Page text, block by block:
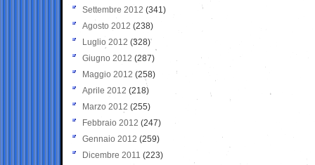
Settembre 2012 (341)
Agosto 2012 (238)
Luglio 2012 (328)
Giugno 2012 (287)
Maggio 2012 (258)
Aprile 2012 (218)
Marzo 2012 (255)
Febbraio 2012 (247)
Gennaio 2012 (259)
Dicembre 2011 (223)